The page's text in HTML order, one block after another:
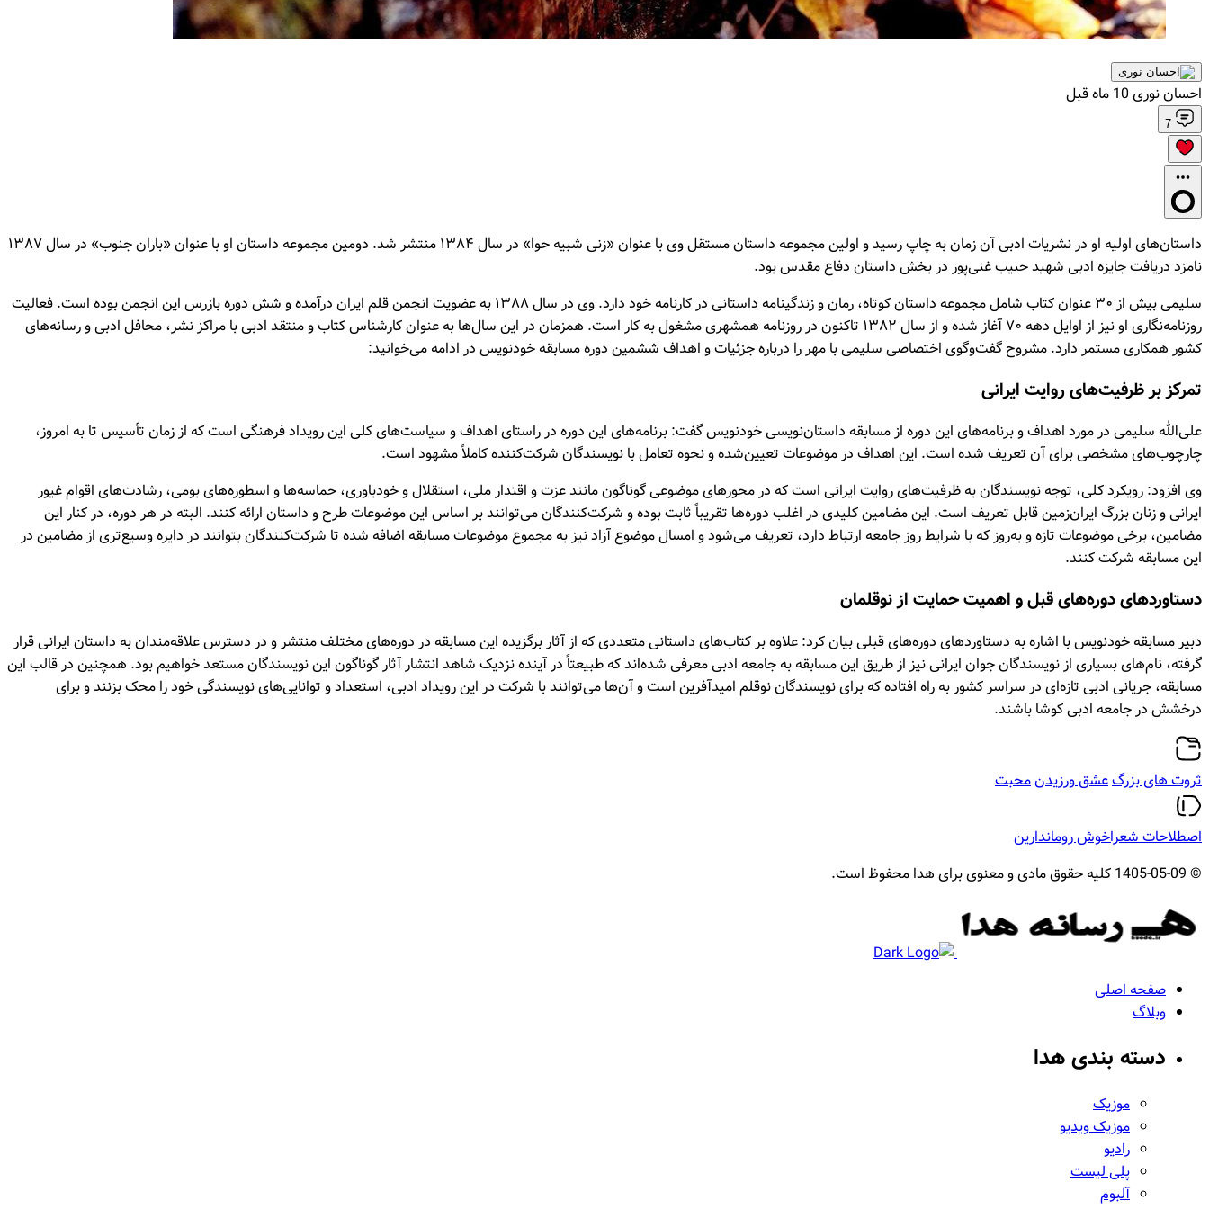
احسان نوری 10 ماه قبل
7
داستان‌های اولیه او در نشریات ادبی آن زمان به چاپ رسید و اولین مجموعه داستان مستقل وی با عنوان «زنی شبیه حوا» در سال ۱۳۸۴ منتشر شد. دومین مجموعه داستان او با عنوان «باران جنوب» در سال ۱۳۸۷
نامزد دریافت جایزه ادبی شهید حبیب غنی‌پور در بخش داستان دفاع مقدس بود.
سلیمی بیش از ۳۰ عنوان کتاب شامل مجموعه داستان کوتاه، رمان و زندگینامه داستانی در کارنامه خود دارد. وی در سال ۱۳۸۸ به عضویت انجمن قلم ایران درآمده و شش دوره بازرس این انجمن بوده است. فعالیت
روزنامه‌نگاری او نیز از اوایل دهه ۷۰ آغاز شده و از سال ۱۳۸۲ تاکنون در روزنامه همشهری مشغول به کار است. همزمان در این سال‌ها به عنوان کارشناس کتاب و منتقد ادبی با مراکز نشر، محافل ادبی و رسانه‌های
کشور همکاری مستمر دارد. مشروح گفت‌وگوی اختصاصی سلیمی با مهر را درباره جزئیات و اهداف ششمین دوره مسابقه خودنویس در ادامه می‌خوانید:
تمرکز بر ظرفیت‌های روایت ایرانی
علی‌الله سلیمی در مورد اهداف و برنامه‌های این دوره از مسابقه داستان‌نویسی خودنویس گفت: برنامه‌های این دوره در راستای اهداف و سیاست‌های کلی این رویداد فرهنگی است که از زمان تأسیس تا به امروز،
چارچوب‌های مشخصی برای آن تعریف شده است. این اهداف در موضوعات تعیین‌شده و نحوه تعامل با نویسندگان شرکت‌کننده کاملاً مشهود است.
وی افزود: رویکرد کلی، توجه نویسندگان به ظرفیت‌های روایت ایرانی است که در محورهای موضوعی گوناگون مانند عزت و اقتدار ملی، استقلال و خودباوری، حماسه‌ها و اسطوره‌های بومی، رشادت‌های اقوام غیور
ایرانی و زنان بزرگ ایران‌زمین قابل تعریف است. این مضامین کلیدی در اغلب دوره‌ها تقریباً ثابت بوده و شرکت‌کنندگان می‌توانند بر اساس این موضوعات طرح و داستان ارائه کنند. البته در هر دوره، در کنار این
مضامین، برخی موضوعات تازه و به‌روز که با شرایط روز جامعه ارتباط دارد، تعریف می‌شود و امسال موضوع آزاد نیز به مجموع موضوعات مسابقه اضافه شده تا شرکت‌کنندگان بتوانند در دایره وسیع‌تری از مضامین در
این مسابقه شرکت کنند.
دستاوردهای دوره‌های قبل و اهمیت حمایت از نوقلمان
دبیر مسابقه خودنویس با اشاره به دستاوردهای دوره‌های قبلی بیان کرد: علاوه بر کتاب‌های داستانی متعددی که از آثار برگزیده این مسابقه در دوره‌های مختلف منتشر و در دسترس علاقه‌مندان به داستان ایرانی قرار
گرفته، نام‌های بسیاری از نویسندگان جوان ایرانی نیز از طریق این مسابقه به جامعه ادبی معرفی شده‌اند که طبیعتاً در آینده نزدیک شاهد انتشار آثار گوناگون این نویسندگان مستعد خواهیم بود. همچنین در قالب این
مسابقه، جریانی ادبی تازه‌ای در سراسر کشور به راه افتاده که برای نویسندگان نوقلم امیدآفرین است و آن‌ها می‌توانند با شرکت در این رویداد ادبی، استعداد و توانایی‌های نویسندگی خود را محک بزنند و برای
درخشش در جامعه ادبی کوشا باشند.
ثروت‌ های بزرگعشق ورزیدنﻣﺤﺒﺖ
اصطلاحات شعراخوش روماندارین
© 1405-05-09 کلیه حقوق مادی و معنوی برای هدا محفوظ است.
صفحه اصلی
وبلاگ
دسته بندی هدا
موزیک
موزیک ویدیو
رادیو
پلی لیست
آلبوم